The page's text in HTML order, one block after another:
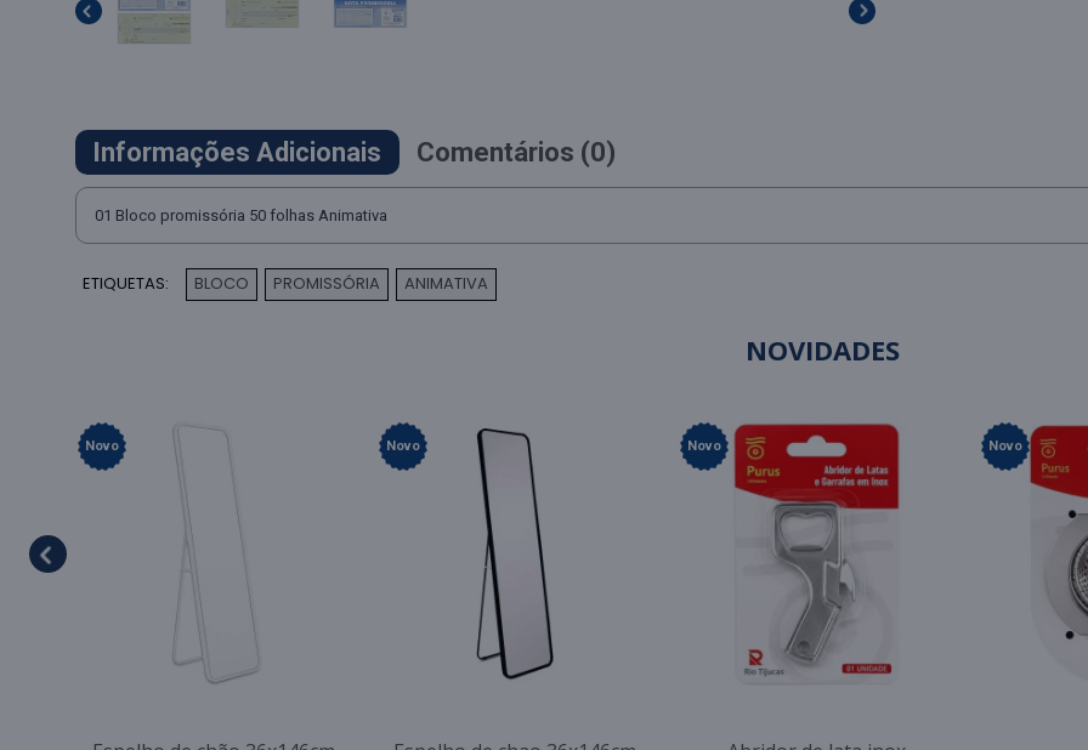
Informações Adicionais Comentários (0)
01 Bloco promissória 50 folhas Animativa
ETIQUETAS: BLOCO PROMISSÓRIA ANIMATIVA
NOVIDADES
Novo Novo Novo Novo